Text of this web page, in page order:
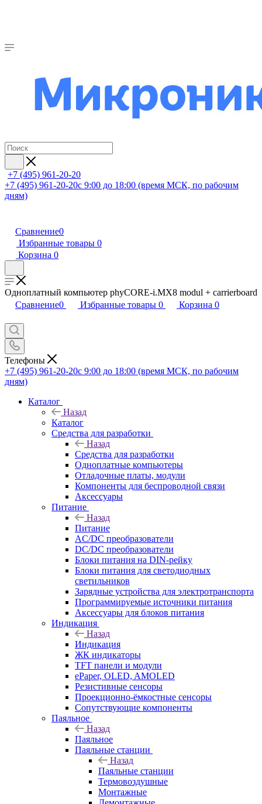
+7 (495) 961-20-20
+7 (495) 961-20-20с 9:00 до 18:00 (время МСК, по рабочим
дням)
Сравнение0
Избранные товары 0
Корзина 0
Одноплатный компьютер phyCORE-i.MX8 modul + carrierboard
Сравнение0 Избранные товары 0 Корзина 0
Телефоны
+7 (495) 961-20-20с 9:00 до 18:00 (время МСК, по рабочим
дням)
Каталог
Назад
Каталог
Средства для разработки
Назад
Средства для разработки
Одноплатные компьютеры
Отладочные платы, модули
Компоненты для беспроводной связи
Аксессуары
Питание
Назад
Питание
AC/DC преобразователи
DC/DC преобразователи
Блоки питания на DIN-рейку
Блоки питания для светодиодных
светильников
Зарядные устройства для электротранспорта
Программируемые источники питания
Аксессуары для блоков питания
Индикация
Назад
Индикация
ЖК индикаторы
TFT панели и модули
ePaper, OLED, AMOLED
Резистивные сенсоры
Проекционно-ёмкостные сенсоры
Сопутствующие компоненты
Паяльное
Назад
Паяльное
Паяльные станции
Назад
Паяльные станции
Термовоздушные
Монтажные